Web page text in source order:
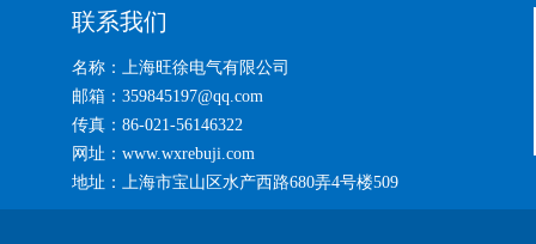
联系我们
名称：上海旺徐电气有限公司
邮箱：359845197@qq.com
传真：86-021-56146322
网址：www.wxrebuji.com
地址：上海市宝山区水产西路680弄4号楼509